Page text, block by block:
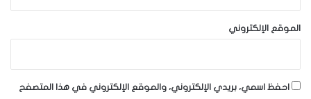
الموقع الإلكتروني
احفظ اسمي، بريدي الإلكتروني، والموقع الإلكتروني في هذا المتصفح